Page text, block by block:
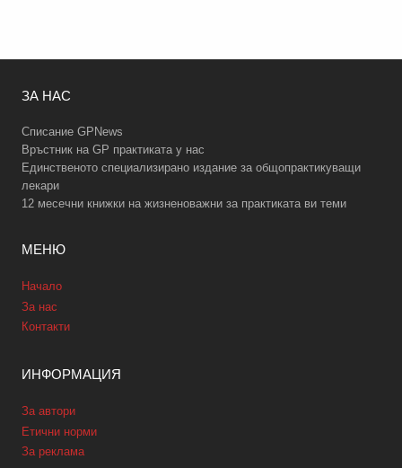
ЗА НАС
Списание GPNews
Връстник на GP практиката у нас
Единственото специализирано издание за общопрактикуващи
лекари
12 месечни книжки на жизненоважни за практиката ви теми
МЕНЮ
Начало
За нас
Контакти
ИНФОРМАЦИЯ
За автори
Етични норми
За реклама